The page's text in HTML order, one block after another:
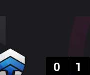
0
1